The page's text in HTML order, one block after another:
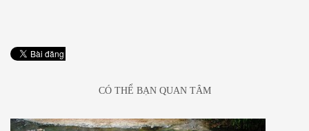
CÓ THỂ BẠN QUAN TÂM